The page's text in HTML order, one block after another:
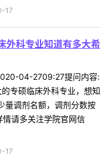
17
外科专业知道有多大希
04-2709:27提问内容:
专硕临床外科专业，想知
量调剂名额，调剂分数按
请多关注学院官网信
17